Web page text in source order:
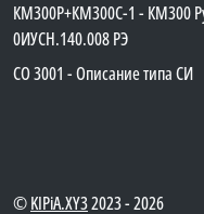
КМ300Р+КМ300С-1 - КМ300
0ИУСН.140.008 РЭ
СО 3001 - Описание типа СИ
©KIPiA.XY32023 - 2026